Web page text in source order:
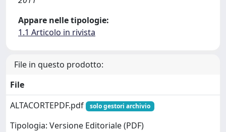
Appare nelle tipologie:
1.1 Articolo in rivista
File in questo prodotto:
File
ALTACORTEPDF.pdf
solo gestori archivio
Tipologia: Versione Editoriale (PDF)